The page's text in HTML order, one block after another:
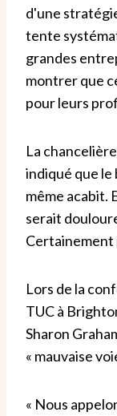
d'une
tente
grandes
montrer que
pour leurs
La
indiqué que
même acabit.
serait
Certainement
Lors de la
TUC à
Sharon
« mauvaise
« Nous